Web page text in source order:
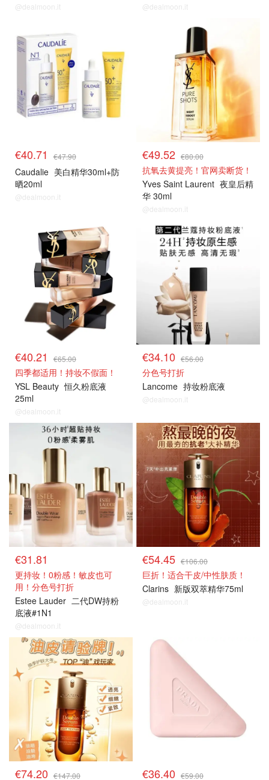
@dealmoon.it @dealmoon.it
€40.71 €47.90
Caudalie 美白精华30ml+防
晒20ml
@dealmoon.it
€49.52 €80.00
抗氧去黄提亮！官网卖断货！
Yves Saint Laurent 夜皇后精
华 30ml
@dealmoon.it
€40.21 €65.00
四季都适用！持妆不假面！
YSL Beauty 恒久粉底液
25ml
@dealmoon.it
€34.10 €56.00
分色号打折
Lancome 持妆粉底液
@dealmoon.it
€31.81
更持妆！0粉感！敏皮也可
用！分色号打折
Estee Lauder 二代DW持粉
底液#1N1
@dealmoon.it
€54.45 €106.00
巨折！适合干皮/中性肤质！
Clarins 新版双萃精华75ml
@dealmoon.it
€74.20 €147.00 €36.40 €59.00